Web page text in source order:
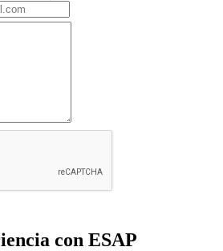
con ESAP